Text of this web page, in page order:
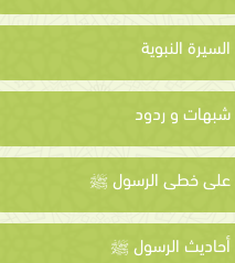
السيرة النبوية
شبهات و ردود
على خطى الرسول ﷺ
أحاديث الرسول ﷺ